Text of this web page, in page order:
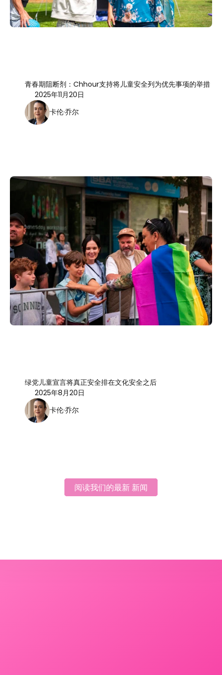
青春期阻断剂：Chhour支持将儿童安全列为优先事项的举措
2025年11月20日
卡伦·乔尔
绿党儿童宣言将真正安全排在文化安全之后
2025年8月20日
卡伦·乔尔
阅读我们的最新 新闻
阅读我们的最新 新闻